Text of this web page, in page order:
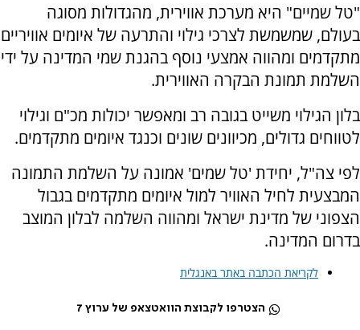
"טל שמיים" היא מערכת אווירית, מהגדולות מסוגה
בעולם, שמשמשת לצרכי גילוי והתרעה של איומים אוויריים
מתקדמים ומהווה אמצעי נוסף בהגנת שמי המדינה על ידי
השלמת תמונת הבקרה האווירית.
בלון הגילוי משייט בגובה רב ומאפשר יכולות מכ"ם וגילוי
לטווחים גדולים, מכיוונים שונים וכנגד איומים מתקדמים.
לפי צה"ל, יחידת 'טל שמים' אמונה על השלמת התמונה
המבצעית לחיל האוויר למול איומים מתקדמים בגבול
הצפוני של מדינת ישראל ומהווה השלמה לבלון המוצב
בדרום המדינה.
לקריאת הכתבה באתר באנגלית
הצטרפו לקבוצת הוואטצאפ של ערוץ 7